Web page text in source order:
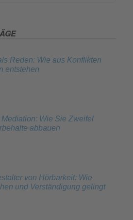
Reden: Wie aus Konflikten
entstehen
Wie Sie Zweifel
abbauen
von Hörbarkeit: Wie
und Verständigung gelingt